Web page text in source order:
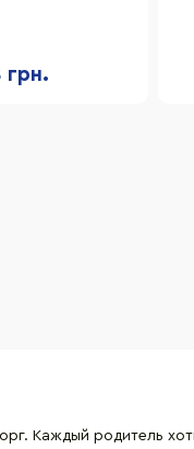
грн.
Каждый родитель